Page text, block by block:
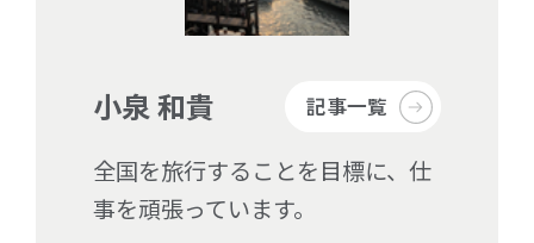
小泉 和貴 記事一覧
全国を旅行することを目標に、仕
事を頑張っています。